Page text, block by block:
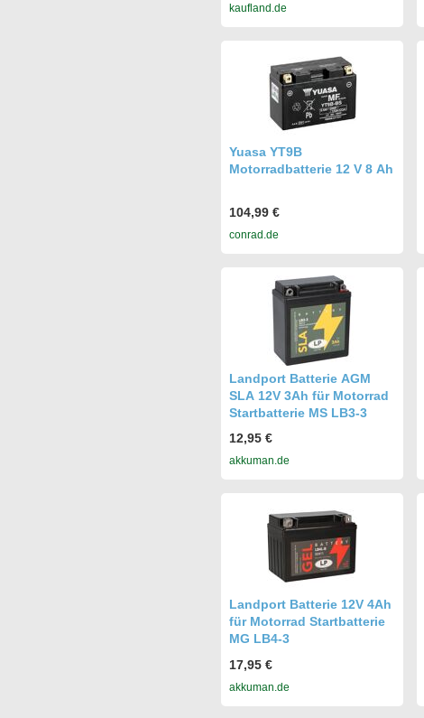
kaufland.de
Yuasa YT9B
Motorradbatterie 12 V 8 Ah
104,99 €
conrad.de
Landport Batterie AGM
SLA 12V 3Ah für Motorrad
Startbatterie MS LB3-3
12,95 €
akkuman.de
Landport Batterie 12V 4Ah
für Motorrad Startbatterie
MG LB4-3
17,95 €
akkuman.de